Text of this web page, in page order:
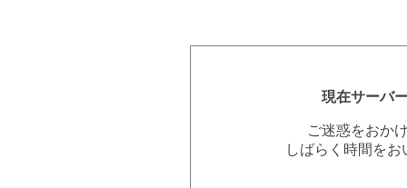
現在サーバ
ご迷惑をおか
しばらく時間を